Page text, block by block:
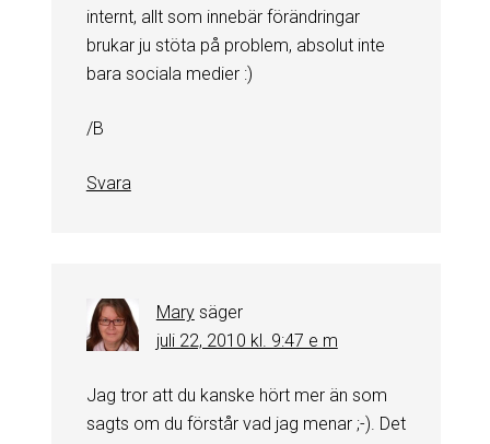
internt, allt som innebär förändringar
brukar ju stöta på problem, absolut inte
bara sociala medier :)
/B
Svara
Mary säger
juli 22, 2010 kl. 9:47 e m
Jag tror att du kanske hört mer än som
sagts om du förstår vad jag menar ;-). Det